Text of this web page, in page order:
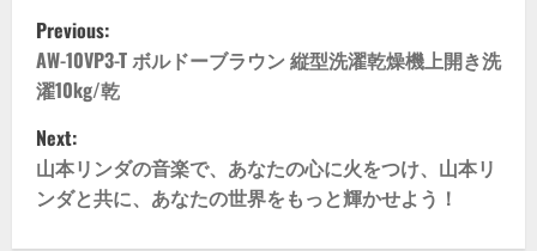
P
o
s
t
n
Previous:
AW-10VP3-T ボルドーブラウン 縦型洗濯乾燥機上開き洗
濯10kg/乾
Next:
山本リンダの音楽で、あなたの心に火をつけ、山本リ
ンダと共に、あなたの世界をもっと輝かせよう！